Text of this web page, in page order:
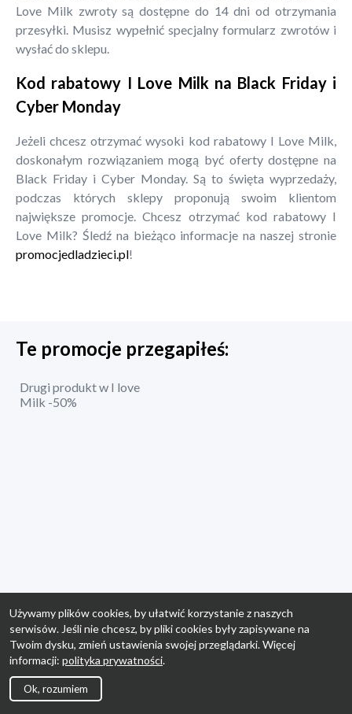
Love Milk zwroty są dostępne do 14 dni od otrzymania
przesyłki. Musisz wypełnić specjalny formularz zwrotów i
wysłać do sklepu.
Kod rabatowy I Love Milk na Black Friday i
Cyber Monday
Jeżeli chcesz otrzymać wysoki kod rabatowy I Love Milk,
doskonałym rozwiązaniem mogą być oferty dostępne na
Black Friday i Cyber Monday. Są to święta wyprzedaży,
podczas których sklepy proponują swoim klientom
największe promocje. Chcesz otrzymać kod rabatowy I
Love Milk? Śledź na bieżąco informacje na naszej stronie
promocjedladzieci.pl!
Te promocje przegapiłeś:
Drugi produkt w I love
Milk -50%
Używamy plików cookies, by ułatwić korzystanie z naszych
serwisów. Jeśli nie chcesz, by pliki cookies były zapisywane na
Twoim dysku, zmień ustawienia swojej przeglądarki. Więcej
informacji: polityka prywatności.
Ok, rozumiem